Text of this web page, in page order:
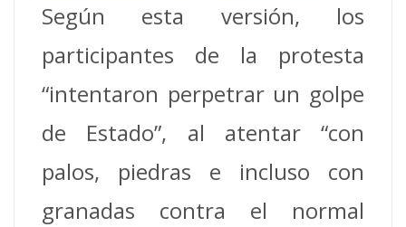
Según esta versión, los
participantes de la protesta
“intentaron perpetrar un golpe
de Estado”, al atentar “con
palos, piedras e incluso con
granadas contra el normal